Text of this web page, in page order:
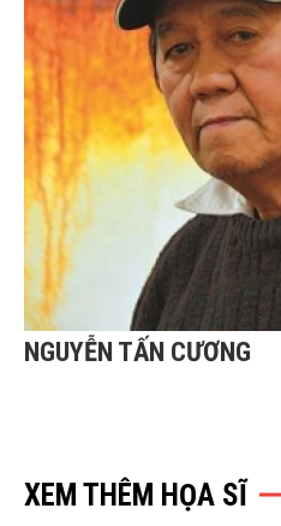
NGUYỄN TẤN CƯƠNG
XEM THÊM HỌA SĨ